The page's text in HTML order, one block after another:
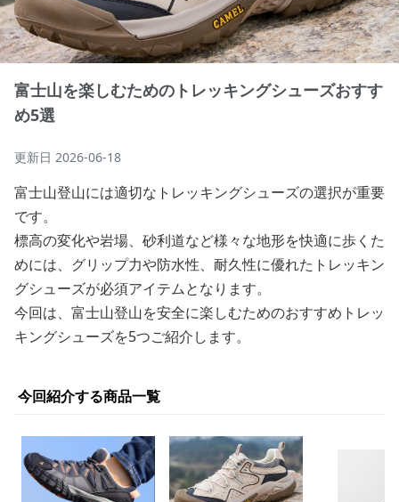
富士山を楽しむためのトレッキングシューズおすす
め5選
更新日 2026-06-18
富士山登山には適切なトレッキングシューズの選択が重要
です。
標高の変化や岩場、砂利道など様々な地形を快適に歩くた
めには、グリップ力や防水性、耐久性に優れたトレッキン
グシューズが必須アイテムとなります。
今回は、富士山登山を安全に楽しむためのおすすめトレッ
キングシューズを5つご紹介します。
今回紹介する商品一覧